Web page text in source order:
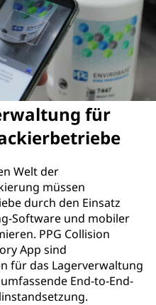
für
Welt der
müssen
durch den Einsatz
Software und mobiler
PPG Collision
App sind
für das Lagerverwaltung
End-to-End-